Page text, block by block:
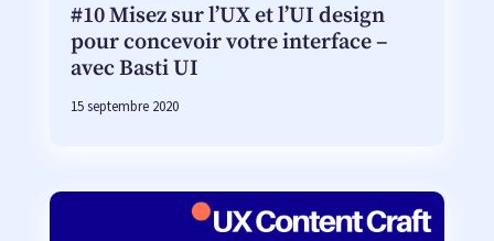
#10 Misez sur l’UX et l’UI design
pour concevoir votre interface –
avec Basti UI
15 septembre 2020